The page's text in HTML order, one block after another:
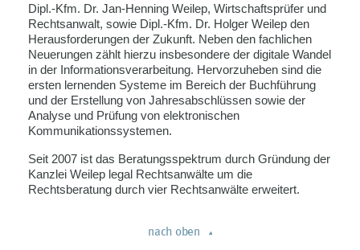
Dipl.-Kfm. Dr. Jan-Henning Weilep, Wirtschaftsprüfer und
Rechtsanwalt, sowie Dipl.-Kfm. Dr. Holger Weilep den
Herausforderungen der Zukunft. Neben den fachlichen
Neuerungen zählt hierzu insbesondere der digitale Wandel
in der Informationsverarbeitung. Hervorzuheben sind die
ersten lernenden Systeme im Bereich der Buchführung
und der Erstellung von Jahresabschlüssen sowie der
Analyse und Prüfung von elektronischen
Kommunikationssystemen.
Seit 2007 ist das Beratungsspektrum durch Gründung der
Kanzlei Weilep legal Rechtsanwälte um die
Rechtsberatung durch vier Rechtsanwälte erweitert.
nach oben